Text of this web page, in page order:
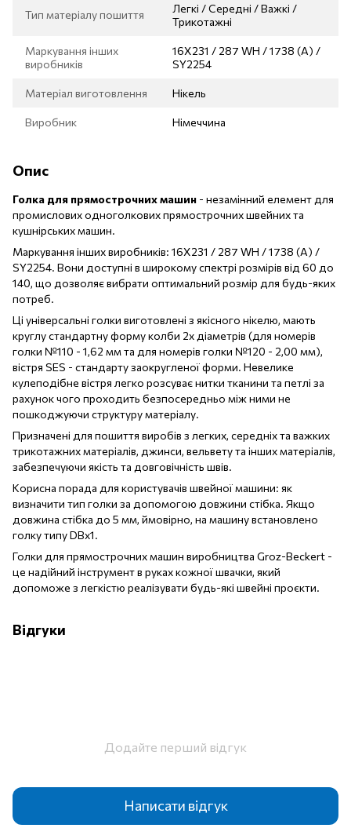
Тип матеріалу пошиття
Легкі / Середні / Важкі /
Трикотажні
Маркування інших
виробників
16X231 / 287 WH / 1738 (A) /
SY2254
Матеріал виготовлення Нікель
Виробник Німеччина
Опис
Голка для прямострочних машин - незамінний елемент для
промислових одноголкових прямострочних швейних та
кушнірських машин.
Маркування інших виробників: 16X231 / 287 WH / 1738 (A) /
SY2254. Вони доступні в широкому спектрі розмірів від 60 до
140, що дозволяє вибрати оптимальний розмір для будь-яких
потреб.
Ці універсальні голки виготовлені з якісного нікелю, мають
круглу стандартну форму колби 2х діаметрів (для номерів
голки №110 - 1,62 мм та для номерів голки №120 - 2,00 мм),
вістря SES - стандарту заокругленої форми. Невелике
кулеподібне вістря легко розсуває нитки тканини та петлі за
рахунок чого проходить безпосередньо між ними не
пошкоджуючи структуру матеріалу.
Призначені для пошиття виробів з легких, середніх та важких
трикотажних матеріалів, джинси, вельвету та інших матеріалів,
забезпечуючи якість та довговічність швів.
Корисна порада для користувачів швейної машини: як
визначити тип голки за допомогою довжини стібка. Якщо
довжина стібка до 5 мм, ймовірно, на машину встановлено
голку типу DBx1.
Голки для прямострочних машин виробництва Groz-Beckert -
це надійний інструмент в руках кожної швачки, який
допоможе з легкістю реалізувати будь-які швейні проєкти.
Відгуки
Додайте перший відгук
Написати відгук